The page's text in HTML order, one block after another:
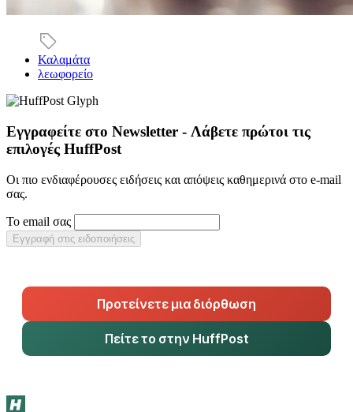
Καλαμάτα
λεωφορείο
Εγγραφείτε στο Newsletter - Λάβετε πρώτοι τις
επιλογές HuffPost
Οι πιο ενδιαφέρουσες ειδήσεις και απόψεις καθημερινά στο e-mail
σας.
Το email σας
Εγγραφή στις ειδοποιήσεις
Προτείνετε μια διόρθωση
Πείτε το στην HuffPost